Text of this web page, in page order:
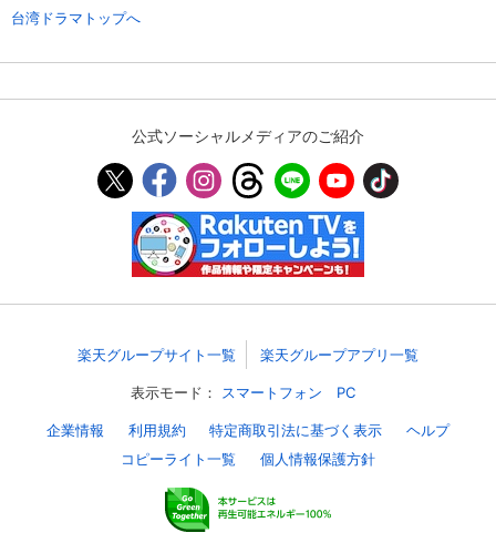
台湾ドラマトップへ
公式ソーシャルメディアのご紹介
楽天グループサイト一覧 楽天グループアプリ一覧
表示モード： スマートフォン PC
企業情報 利用規約 特定商取引法に基づく表示
ヘルプ
コピーライト一覧
個人情報保護方針